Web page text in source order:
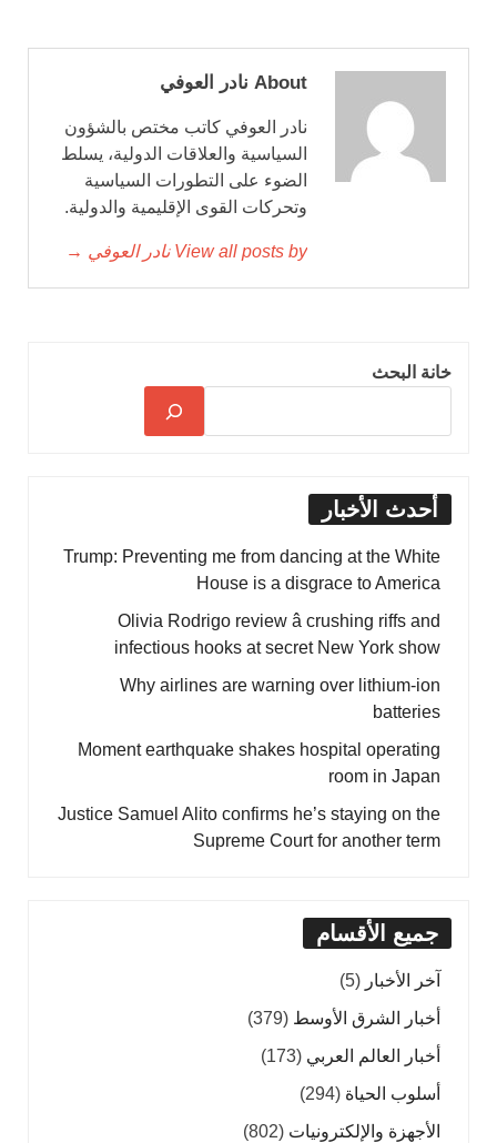
About نادر العوفي
نادر العوفي كاتب مختص بالشؤون
السياسية والعلاقات الدولية، يسلط
الضوء على التطورات السياسية
وتحركات القوى الإقليمية والدولية.
View all posts by نادر العوفي →
خانة البحث
أحدث الأخبار
Trump: Preventing me from dancing at the White
House is a disgrace to America
Olivia Rodrigo review â crushing riffs and
infectious hooks at secret New York show
Why airlines are warning over lithium-ion
batteries
Moment earthquake shakes hospital operating
room in Japan
Justice Samuel Alito confirms he’s staying on the
Supreme Court for another term
جميع الأقسام
آخر الأخبار (5)
أخبار الشرق الأوسط (379)
أخبار العالم العربي (173)
أسلوب الحياة (294)
الأجهزة والإلكترونيات (802)